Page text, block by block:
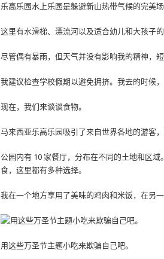
乐高乐园水上乐园是躲避新山热带气候的完美场
这里有水滑梯、漂流河以及适合幼儿和大孩子的
尽管偶有暴雨，但天气并没有影响我的精神，
我建议检查学校假期以避免拥挤。我去的时候
现在，我们来谈谈食物。
马来西亚乐高乐园吸引了来自世界各地的游客
公园内有 10 家餐厅，分布在不同的土地和区
食，这里都有多种选择。
我在一个地方享用了美味的鸡肉和米饭，在另
用这些万圣节主题小吃来欺骗自己吧。